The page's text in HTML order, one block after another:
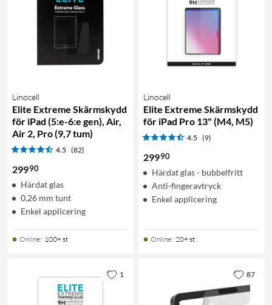
Linocell
Elite Extreme Skärmskydd
för iPad (5:e-6:e gen), Air,
Air 2, Pro (9,7 tum)
4.5 (82)
29990
Härdat glas
0,26 mm tunt
Enkel applicering
Online: 100+ st
Linocell
Elite Extreme Skärmskydd
för iPad Pro 13" (M4, M5)
4.5 (9)
29990
Härdat glas - bubbelfritt
Anti-fingeravtryck
Enkel applicering
Online: 20+ st
1 87